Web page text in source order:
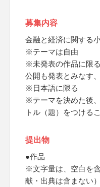
募集内容
金融と経済に関する
※テーマは自由
※未発表の作品に限
公開も発表とみなす
※日本語に限る
※テーマを決めた後
トル（題）をつける
提出物
●作品
※文字量は、空白を
献・出典は含まない）